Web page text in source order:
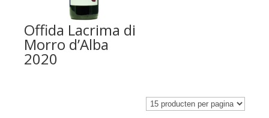
Offida Lacrima di
Morro d’Alba
2020